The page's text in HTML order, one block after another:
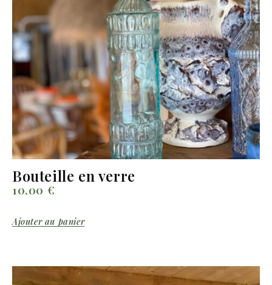
Bouteille en verre
10,00 €
Ajouter au panier